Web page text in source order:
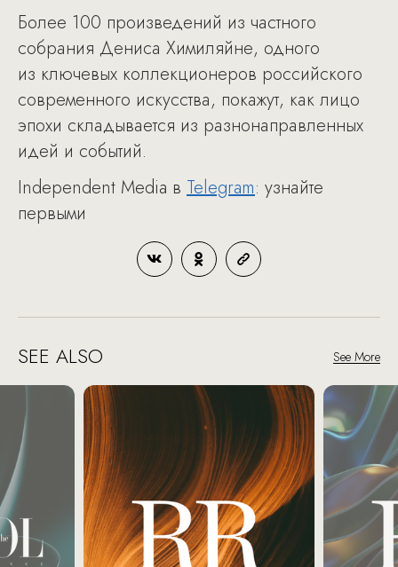
Более 100 произведений из частного
собрания Дениса Химиляйне, одного
из ключевых коллекционеров российского
современного искусства, покажут, как лицо
эпохи складывается из разнонаправленных
идей и событий.
Independent Media в Telegram: узнайте
первыми
SEE ALSO See More